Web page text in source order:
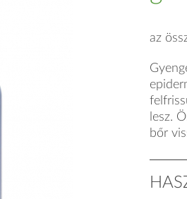
az
lesz.
bőr